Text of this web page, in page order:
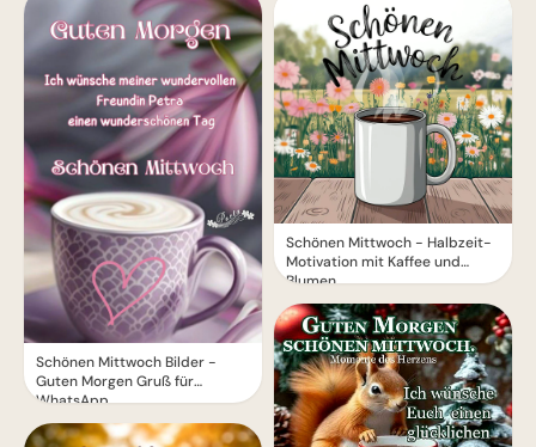
Schönen Mittwoch Bilder -
Guten Morgen Gruß für
WhatsApp
Schönen Mittwoch - Halbzeit-
Motivation mit Kaffee und
Blumen